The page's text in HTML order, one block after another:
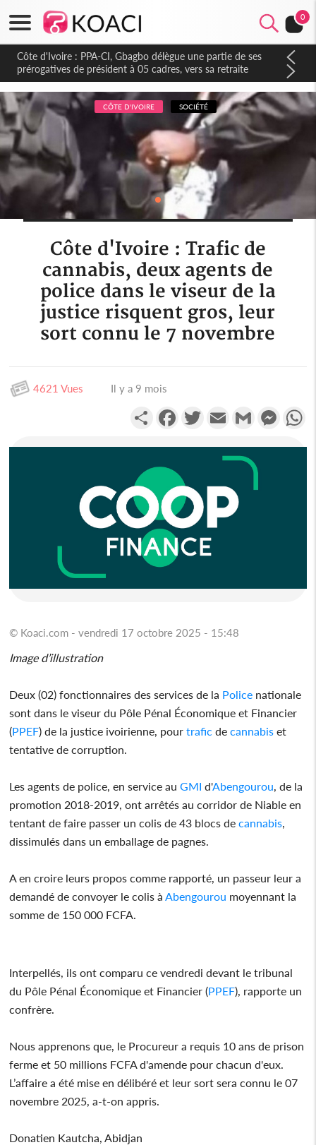
0
Côte d'Ivoire : PPA-CI, Gbagbo délègue une partie de ses
prérogatives de président à 05 cadres, vers sa retraite
politique ?
CÔTE D'IVOIRE SOCIÉTÉ
Côte d'Ivoire : Trafic de
cannabis, deux agents de
police dans le viseur de la
justice risquent gros, leur
sort connu le 7 novembre
4621 Vues Il y a 9 mois
PartagerFacebookTwitterEmail Gmail
© Koaci.com - vendredi 17 octobre 2025 - 15:48
Image d’illustration
Deux (02) fonctionnaires des services de la Police nationale
sont dans le viseur du Pôle Pénal Économique et Financier
(PPEF) de la justice ivoirienne, pourtrafic decannabis et
tentative de corruption.
Les agents de police, en service auGMI d'Abengourou , de la
promotion 2018-2019, ont arrêtés au corridor de Niable en
tentant de faire passer un colis de 43 blocs decannabis
dissimulés dans un emballage de pagnes.
A en croire leurs propos comme rapporté, un passeur leur a
demandé de convoyer le colis à Abengourou moyennant la
somme de 150 000 FCFA.
Interpellés, ils ont comparu ce vendredi devant le tribunal
du Pôle Pénal Économique et Financier (PPEF), rapporte un
confrère.
Nous apprenons que, le Procureur a requis 10 ans de prison
ferme et 50 millions FCFA d'amende pour chacun d'eux.
L’affaire a été mise en délibéré et leur sort sera connu le 07
novembre 2025, a-t-on appris.
Donatien Kautcha, Abidjan